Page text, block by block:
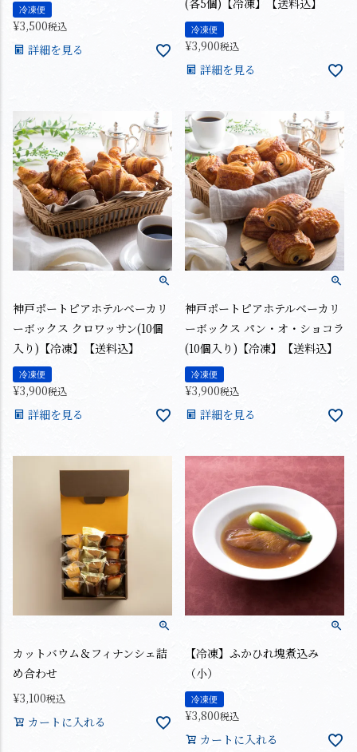
冷凍便
¥3,500税込
詳細を見る
(各5個)【冷凍】【送料込】
冷凍便
¥3,900税込
詳細を見る
神戸ポートピアホテルベーカリ
ーボックス クロワッサン(10個
入り)【冷凍】【送料込】
冷凍便
¥3,900税込
詳細を見る
神戸ポートピアホテルベーカリ
ーボックス パン・オ・ショコラ
(10個入り)【冷凍】【送料込】
冷凍便
¥3,900税込
詳細を見る
カットバウム＆フィナンシェ詰
め合わせ
¥3,100税込
カートに入れる
【冷凍】ふかひれ塊煮込み
（小）
冷凍便
¥3,800税込
カートに入れる